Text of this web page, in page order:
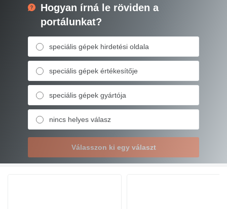
Hogyan írná le röviden a
portálunkat?
speciális gépek hirdetési oldala
speciális gépek értékesítője
speciális gépek gyártója
nincs helyes válasz
Válasszon ki egy választ